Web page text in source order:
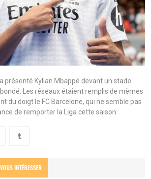
présenté Kylian Mbappé devant un stade
Les réseaux étaient remplis de mèmes
du doigt le FC Barcelone, qui ne semble pas
de remporter la Liga cette saison.
INTÉRESSER